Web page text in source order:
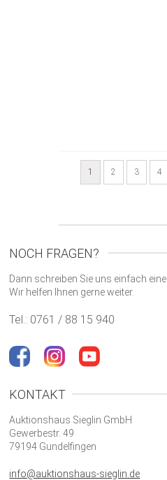
1 2 3 4
NOCH FRAGEN?
Dann schreiben Sie uns einfach eine
Wir helfen Ihnen gerne weiter.
Tel.: 0761 / 88 15 940
KONTAKT
Auktionshaus Sieglin GmbH
Gewerbestr. 49
79194 Gundelfingen
info@auktionshaus-sieglin.de